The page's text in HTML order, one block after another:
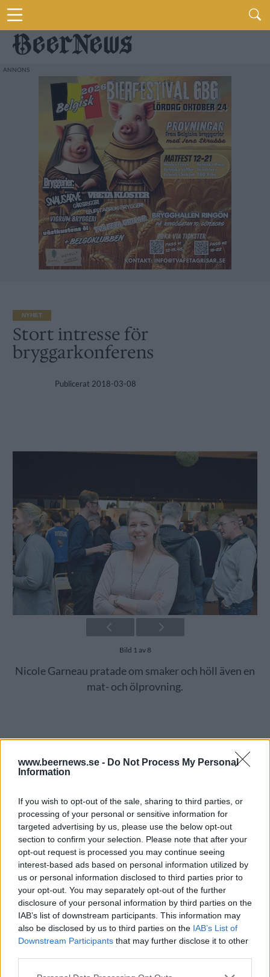
www.beernews.se - Do Not Process My Personal
Information
If you wish to opt-out of the sale, sharing to third parties, or
processing of your personal or sensitive information for
targeted advertising by us, please use the below opt-out
section to confirm your selection. Please note that after your
opt-out request is processed you may continue seeing
interest-based ads based on personal information utilized by
us or personal information disclosed to third parties prior to
your opt-out. You may separately opt-out of the further
disclosure of your personal information by third parties on the
IAB’s list of downstream participants. This information may
also be disclosed by us to third parties on the IAB’s List of
Downstream Participants that may further disclose it to other
NYHET
Stort intresse för
bryggarkonferens
Publicerat 2018-03-08
Bild 1 av 8
Nicole Garneau pratade om smaker och höll även en
mat- och ölprovning.